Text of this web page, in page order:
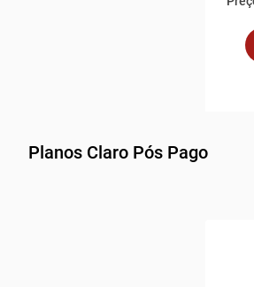
Planos Claro Pós Pago